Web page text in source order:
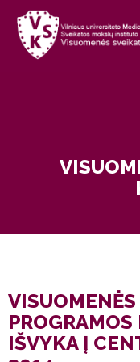
IŠVYKA Į